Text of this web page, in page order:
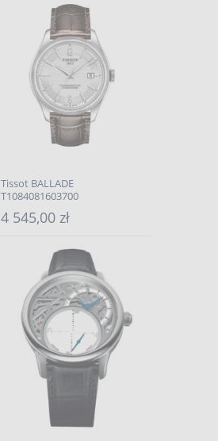
Tissot BALLADE
T1084081603700
4 545,00 zł